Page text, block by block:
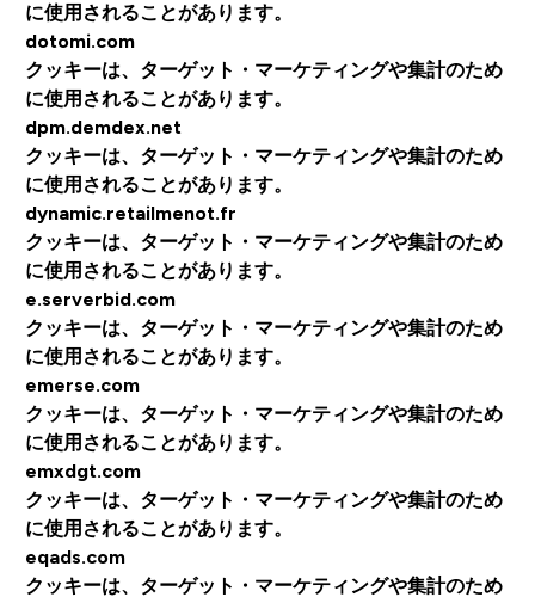
に使用されることがあります。
dotomi.com
クッキーは、ターゲット・マーケティングや集計のため
に使用されることがあります。
dpm.demdex.net
クッキーは、ターゲット・マーケティングや集計のため
に使用されることがあります。
dynamic.retailmenot.fr
クッキーは、ターゲット・マーケティングや集計のため
に使用されることがあります。
e.serverbid.com
クッキーは、ターゲット・マーケティングや集計のため
に使用されることがあります。
emerse.com
クッキーは、ターゲット・マーケティングや集計のため
に使用されることがあります。
emxdgt.com
クッキーは、ターゲット・マーケティングや集計のため
に使用されることがあります。
eqads.com
クッキーは、ターゲット・マーケティングや集計のため